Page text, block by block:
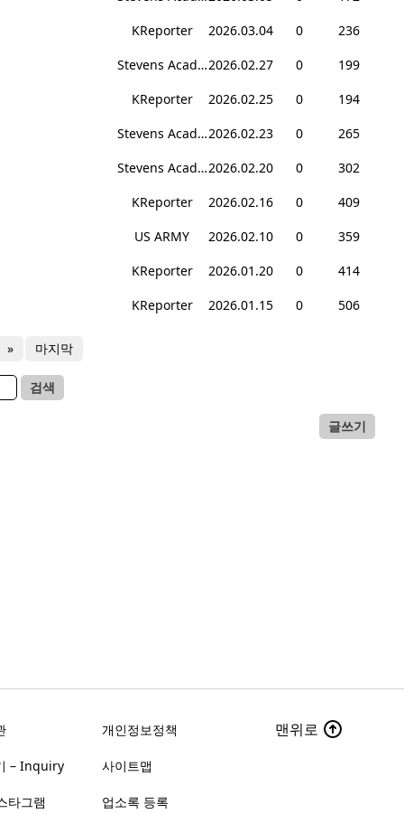
KReporter 2026.03.04 0
236
Stevens Academy2026.02.27 0
199
KReporter 2026.02.25 0
194
Stevens Academy2026.02.23 0
265
Stevens Academy2026.02.20 0
302
KReporter 2026.02.16 0
409
US ARMY 2026.02.10 0
359
KReporter 2026.01.20 0
414
KReporter 2026.01.15 0 506
» 마지막
검색
글쓰기
개인정보정책
– Inquiry 사이트맵
타그램 업소록 등록
맨위로